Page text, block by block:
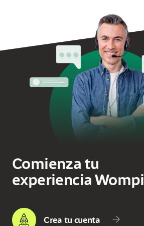
Comienza tu
experiencia Wompi
Crea tu cuenta